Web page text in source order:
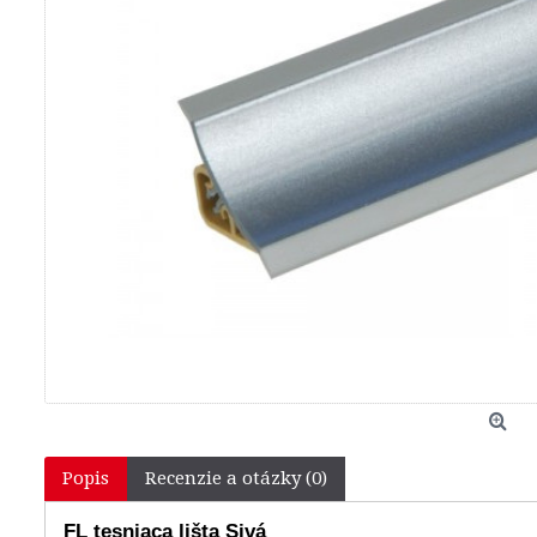
Popis Recenzie a otázky (0)
FL tesniaca lišta Sivá